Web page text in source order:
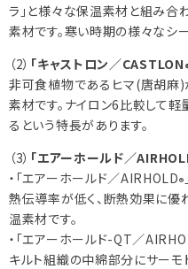
ラ」と様々な保温素材と組み合
素材です。寒い時期の様々なシ
（2） 「キャストロン／CASTLON
非可食植物であるヒマ(唐胡麻)
素材です。ナイロン6比較して
るという特長があります。
（3） 「エアーホールド／
・「エアーホールド／AIRHOLD®
熱伝導率が低く、断熱効果に
温素材です。
・「エアーホールド-QT／
キルト組織の中綿部分にサー